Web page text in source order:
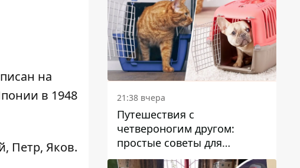
на
в 1948
Петр, Яков.
21:38 вчера
Путешествия с
четвероногим другом:
простые советы для
поездок с животными